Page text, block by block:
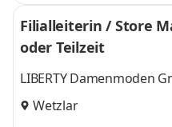
Filialleiterin / Store
oder Teilzeit
LIBERTY Damenmoden
Wetzlar